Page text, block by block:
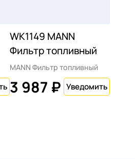
WK1149 MANN
Фильтр топливный
MANN Фильтр топливный
3 987 ₽